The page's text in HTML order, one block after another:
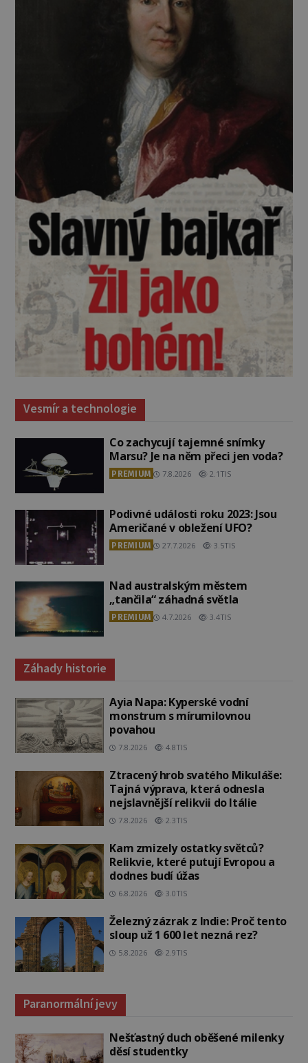
Vesmír a technologie
Co zachycují tajemné snímky
Marsu? Je na něm přeci jen voda?
PREMIUM 7.8.2026 2.1TIS
Podivné události roku 2023: Jsou
Američané v obležení UFO?
PREMIUM 27.7.2026 3.5TIS
Nad australským městem
„tančila“ záhadná světla
PREMIUM 4.7.2026 3.4TIS
Záhady historie
Ayia Napa: Kyperské vodní
monstrum s mírumilovnou
povahou
7.8.2026 4.8TIS
Ztracený hrob svatého Mikuláše:
Tajná výprava, která odnesla
nejslavnější relikvii do Itálie
7.8.2026 2.3TIS
Kam zmizely ostatky světců?
Relikvie, které putují Evropou a
dodnes budí úžas
6.8.2026 3.0TIS
Železný zázrak z Indie: Proč tento
sloup už 1 600 let nezná rez?
5.8.2026 2.9TIS
Paranormální jevy
Nešťastný duch oběšené milenky
děsí studentky